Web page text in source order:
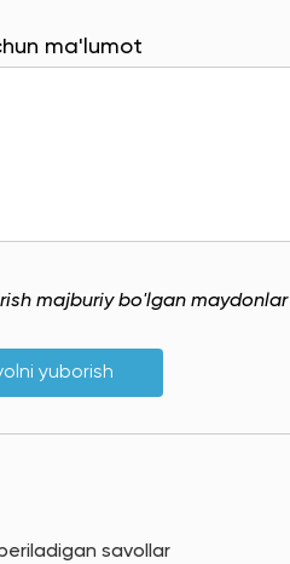
ma'lumot
majburiy bo'lgan maydonlar
yuborish
savollar